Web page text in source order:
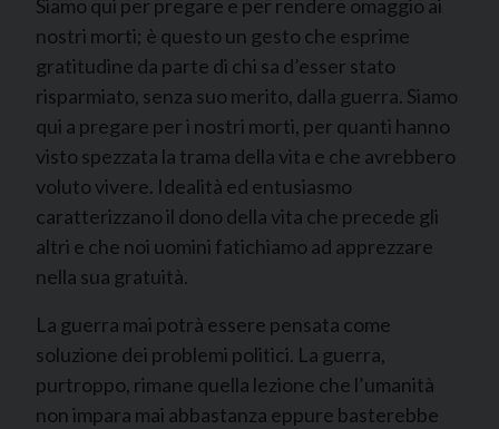
Siamo qui per pregare e per rendere omaggio ai
nostri morti; è questo un gesto che esprime
gratitudine da parte di chi sa d’esser stato
risparmiato, senza suo merito, dalla guerra. Siamo
qui a pregare per i nostri morti, per quanti hanno
visto spezzata la trama della vita e che avrebbero
voluto vivere. Idealità ed entusiasmo
caratterizzano il dono della vita che precede gli
altri e che noi uomini fatichiamo ad apprezzare
nella sua gratuità.
La guerra mai potrà essere pensata come
soluzione dei problemi politici. La guerra,
purtroppo, rimane quella lezione che l’umanità
non impara mai abbastanza eppure basterebbe